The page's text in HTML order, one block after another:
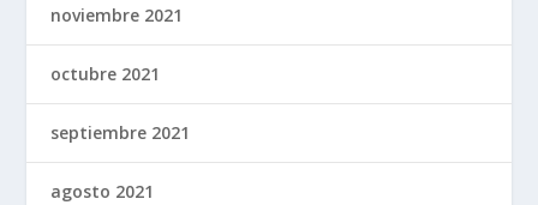
noviembre 2021
octubre 2021
septiembre 2021
agosto 2021